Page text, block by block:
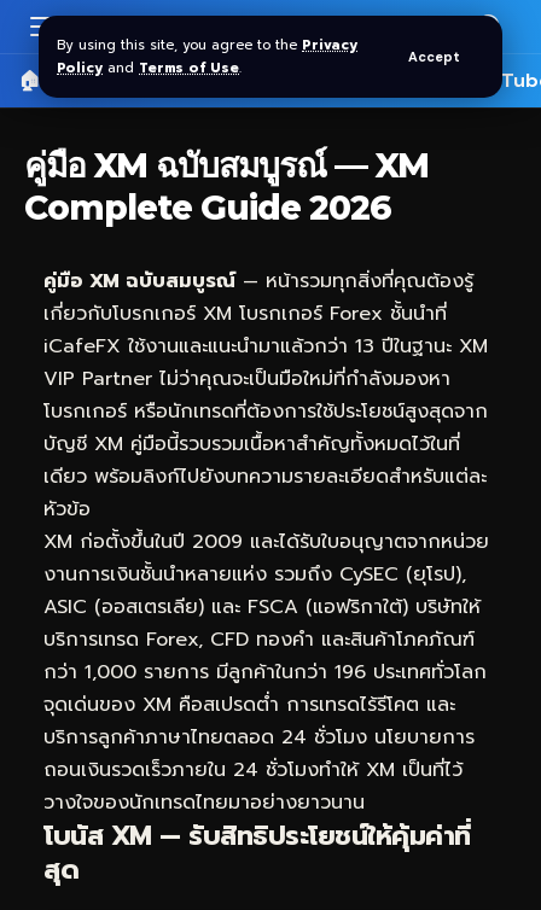
By using this site, you agree to the Privacy
Policy and Terms of Use.
Accept
🏠 หน้าแรก ราคาทอง SPDR 🎬
คู่มือ XM ฉบับสมบูรณ์ — XM
Complete Guide 2026
คู่มือ XM ฉบับสมบูรณ์— หน้ารวมทุกสิ่งที่คุณต้องรู้
เกี่ยวกับโบรกเกอร์ XM โบรกเกอร์ Forex ชั้นนำที่
iCafeFX ใช้งานและแนะนำมาแล้วกว่า 13 ปีในฐานะ XM
VIP Partner ไม่ว่าคุณจะเป็นมือใหม่ที่กำลังมองหา
โบรกเกอร์ หรือนักเทรดที่ต้องการใช้ประโยชน์สูงสุดจาก
บัญชี XM คู่มือนี้รวบรวมเนื้อหาสำคัญทั้งหมดไว้ในที่
เดียว พร้อมลิงก์ไปยังบทความรายละเอียดสำหรับแต่ละ
หัวข้อ
XM ก่อตั้งขึ้นในปี 2009 และได้รับใบอนุญาตจากหน่วย
งานการเงินชั้นนำหลายแห่ง รวมถึง CySEC (ยุโรป),
ASIC (ออสเตรเลีย) และ FSCA (แอฟริกาใต้) บริษัทให้
บริการเทรด Forex, CFD ทองคำ และสินค้าโภคภัณฑ์
กว่า 1,000 รายการ มีลูกค้าในกว่า 196 ประเทศทั่วโลก
จุดเด่นของ XM คือสเปรดต่ำ การเทรดไร้รีโคต และ
บริการลูกค้าภาษาไทยตลอด 24 ชั่วโมง นโยบายการ
ถอนเงินรวดเร็วภายใน 24 ชั่วโมงทำให้ XM เป็นที่ไว้
วางใจของนักเทรดไทยมาอย่างยาวนาน
โบนัส XM — รับสิทธิประโยชน์ให้คุ้มค่าที่
สุด